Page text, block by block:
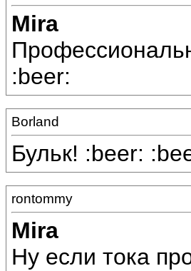
Mira
:beer:
Borland
Бульк! :beer:
rontommy
Mira
Ну если тока